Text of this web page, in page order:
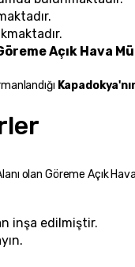
Açık Hava
olan Göreme Açık
inşa edilmiştir.